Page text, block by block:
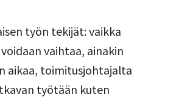
työn tekijät: vaikka
vaihtaa, ainakin
aikaa, toimitusjohtajalta
työtään kuten